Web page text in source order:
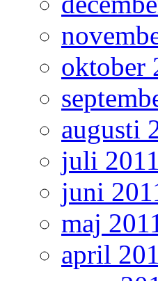
oktober
augusti
juli 2011
juni
maj
april